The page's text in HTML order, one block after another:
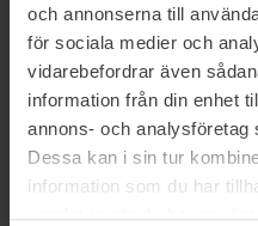
och annonserna till
för sociala medier och
vidarebefordrar även
information från din enhet
annons- och analysföretag
Dessa kan i sin tur
information som du har
samlat in när du har